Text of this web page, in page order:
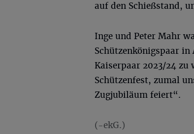
auf den Schießstand,
Inge und Peter Mahr
Schützenkönigspaar
Kaiserpaar 2023/24 zu
Schützenfest, zumal
Zugjubiläum feiert“.
(-ekG.)